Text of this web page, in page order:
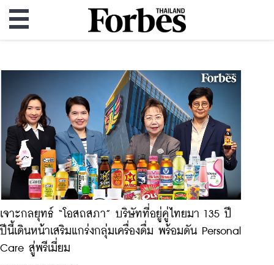
เจาะกลยุทธ์ “โอสถสภา” บริษัทที่อยู่คู่ไทยมา 135 ปี
ปีนี้เดินหน้าเสริมแกร่งกลุ่มเครื่องดื่ม พร้อมดัน Personal
Care สู่พรีเมี่ยม